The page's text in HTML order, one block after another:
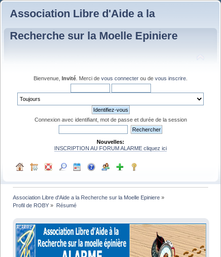
Association Libre d'Aide a la
Recherche sur la Moelle Epiniere
Bienvenue, Invité . Merci de vous connecter ou de vous inscrire
Connexion avec identifiant, mot de passe et durée de la session
Nouvelles:
INSCRIPTION AU FORUM ALARME cliquez ici
Association Libre d'Aide a la Recherche sur la Moelle Epiniere »
Profil de ROBY » Résumé